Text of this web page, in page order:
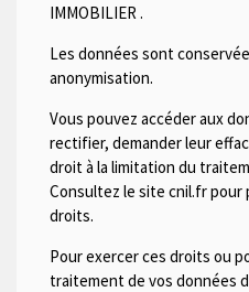
IMMOBILIER .
Les données sont
anonymisation.
Vous pouvez accéder aux
rectifier, demander leur
droit à la limitation du
Consultez le site cnil.fr pour
droits.
Pour exercer ces droits ou
traitement de vos données